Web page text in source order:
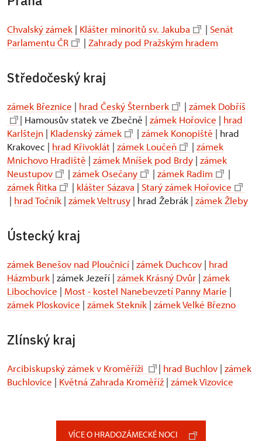
Chvalský zámek | Klášter minoritů sv. Jakuba | Senát
Parlamentu ČR
| Zahrady pod Pražským hradem
Středočeský kraj
zámek Březnice | hrad Český Šternberk | zámek Dobříš
| Hamousův statek ve Zbečně | zámek Hořovice | hrad
Karlštejn | Kladenský zámek | zámek Konopiště | hrad
Krakovec | hrad Křivoklát | zámek Loučeň | zámek
Mnichovo Hradiště | zámek Mníšek pod Brdy | zámek
Neustupov
| zámek Osečany | zámek Radim
|
zámek Řitka
| klášter Sázava | Starý zámek Hořovice
| hrad Točník | zámek Veltrusy | hrad Žebrák | zámek Žleby
Ústecký kraj
zámek Benešov nad Ploučnicí | zámek Duchcov | hrad
Házmburk | zámek Jezeří | zámek Krásný Dvůr | zámek
Libochovice | Most - kostel Nanebevzetí Panny Marie |
zámek Ploskovice | zámek Stekník | zámek Velké Březno
Zlínský kraj
Arcibiskupský zámek v Kroměříži | hrad Buchlov | zámek
Buchlovice | Květná Zahrada Kroměříž | zámek Vizovice
VÍCE O HRADOZÁMECKÉ NOCI